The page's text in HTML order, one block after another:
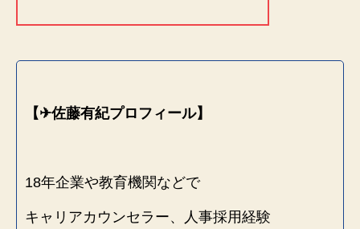
【✈︎佐藤有紀プロフィール】
18年企業や教育機関などで
キャリアカウンセラー、人事採用経験